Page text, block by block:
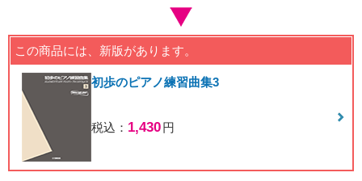
この商品には、新版があります。
初歩のピアノ練習曲集3
税込： 1,430円